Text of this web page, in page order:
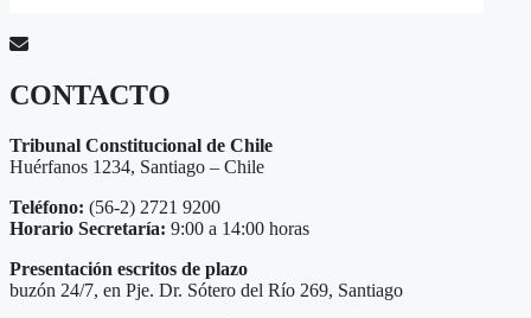
CONTACTO
Tribunal Constitucional de Chile
Huérfanos 1234, Santiago – Chile
Teléfono: (56-2) 2721 9200
Horario Secretaría: 9:00 a 14:00 horas
Presentación escritos de plazo
buzón 24/7, en Pje. Dr. Sótero del Río 269, Santiago